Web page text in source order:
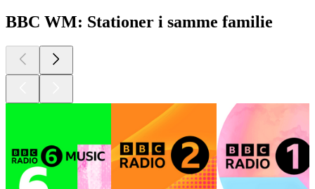
BBC WM: Stationer i samme familie